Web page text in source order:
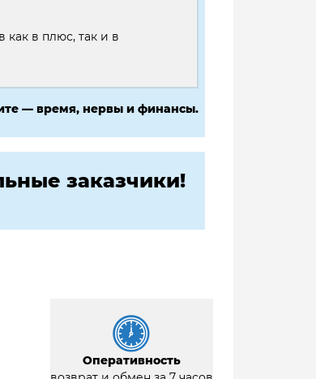
как в плюс, так и в
— время, нервы и финансы.
заказчики!
Оперативность